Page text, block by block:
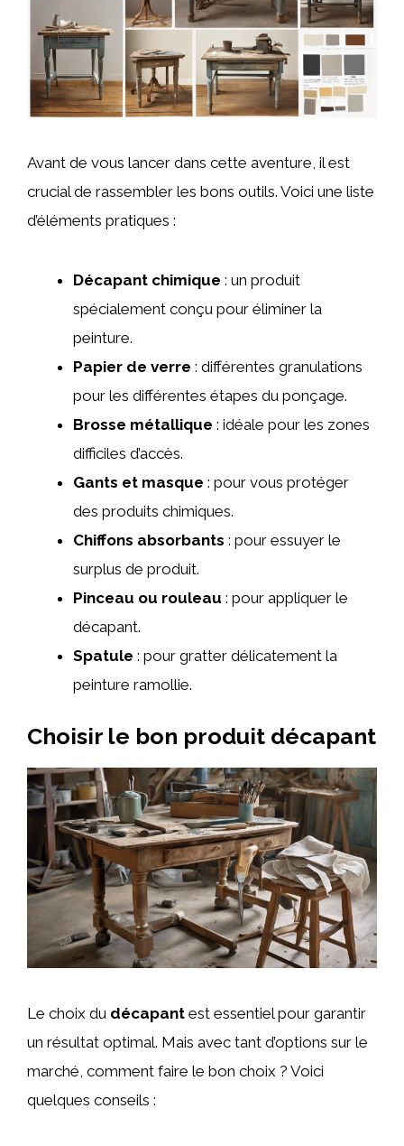
Avant de vous lancer dans cette aventure, il est
crucial de rassembler les bons outils. Voici une liste
d’éléments pratiques :
Décapant chimique : un produit
spécialement conçu pour éliminer la
peinture.
Papier de verre : différentes granulations
pour les différentes étapes du ponçage.
Brosse métallique : idéale pour les zones
difficiles d’accès.
Gants et masque : pour vous protéger
des produits chimiques.
Chiffons absorbants : pour essuyer le
surplus de produit.
Pinceau ou rouleau : pour appliquer le
décapant.
Spatule : pour gratter délicatement la
peinture ramollie.
Choisir le bon produit décapant
Le choix du décapant est essentiel pour garantir
un résultat optimal. Mais avec tant d’options sur le
marché, comment faire le bon choix ? Voici
quelques conseils :